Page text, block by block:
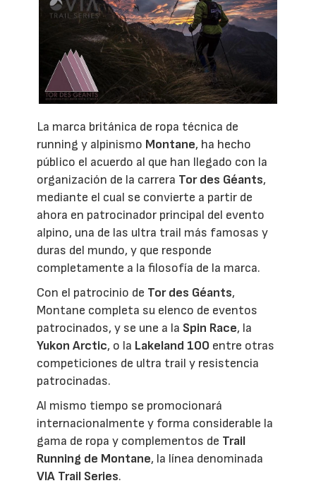
La marca británica de ropa técnica de
running y alpinismo Montane, ha hecho
público el acuerdo al que han llegado con la
organización de la carrera Tor des Géants,
mediante el cual se convierte a partir de
ahora en patrocinador principal del evento
alpino, una de las ultra trail más famosas y
duras del mundo, y que responde
completamente a la filosofía de la marca.
Con el patrocinio de Tor des Géants,
Montane completa su elenco de eventos
patrocinados, y se une a la Spin Race, la
Yukon Arctic, o la Lakeland 100 entre otras
competiciones de ultra trail y resistencia
patrocinadas.
Al mismo tiempo se promocionará
internacionalmente y forma considerable la
gama de ropa y complementos de Trail
Running de Montane, la línea denominada
VIA Trail Series.